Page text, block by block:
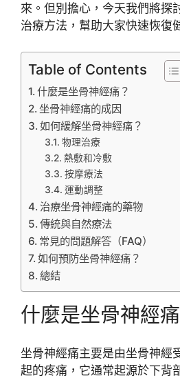
來。但別擔心，今天我們將探
治療方法，幫助大家快速恢復
Table of Contents
什麼是坐骨神經痛？
坐骨神經痛的成因
如何緩解坐骨神經痛？
物理治療
熱敷和冷敷
按摩療法
運動調整
治療坐骨神經痛的藥物
傳統與自然療法
常見的問題解答（FAQ）
如何預防坐骨神經痛？
總結
什麼是坐骨神經
坐骨神經痛主要是由坐骨神經
起的疼痛，它通常起源於下背